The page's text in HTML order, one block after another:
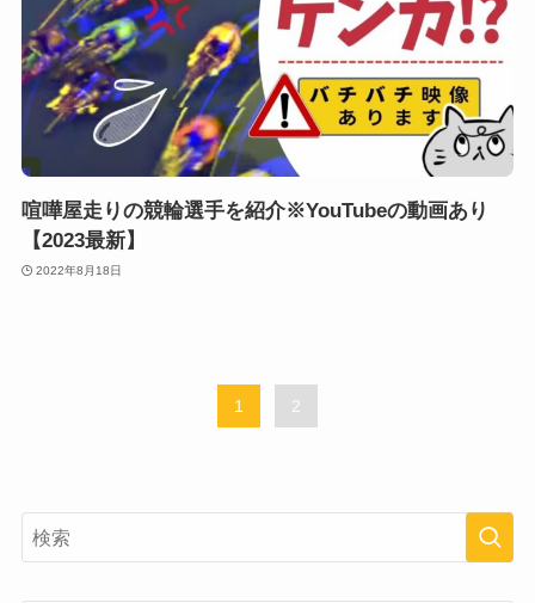
喧嘩屋走りの競輪選手を紹介※YouTubeの動画あり
【2023最新】
2022年8月18日
1 2